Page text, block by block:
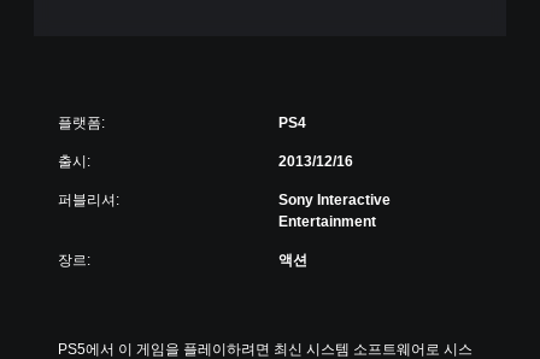
플랫폼: PS4
출시: 2013/12/16
퍼블리셔:
Sony Interactive
Entertainment
장르: 액션
PS5에서 이 게임을 플레이하려면 최신 시스템 소프트웨어로 시스